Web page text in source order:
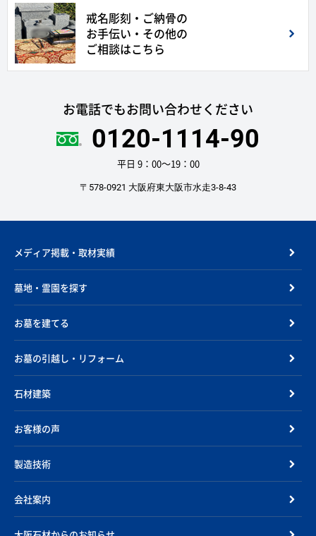
戒名彫刻・ご納骨の
お手伝い・その他の
ご相談はこちら
お電話でもお問い合わせください
0120-1114-90
平日 9：00〜19：00
〒578-0921 大阪府東大阪市水走3-8-43
メディア掲載・取材実績
墓地・霊園を探す
お墓を建てる
お墓の引越し・リフォーム
石材建築
お客様の声
製造技術
会社案内